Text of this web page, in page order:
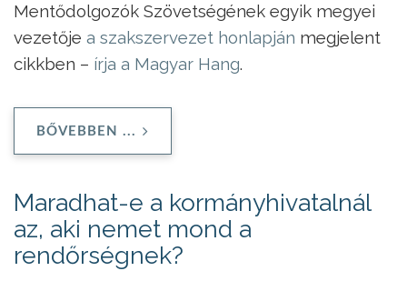
Mentődolgozók Szövetségének egyik megyei
vezetője a szakszervezet honlapján megjelent
cikkben – írja a Magyar Hang.
BŐVEBBEN ...
Maradhat-e a kormányhivatalnál
az, aki nemet mond a
rendőrségnek?